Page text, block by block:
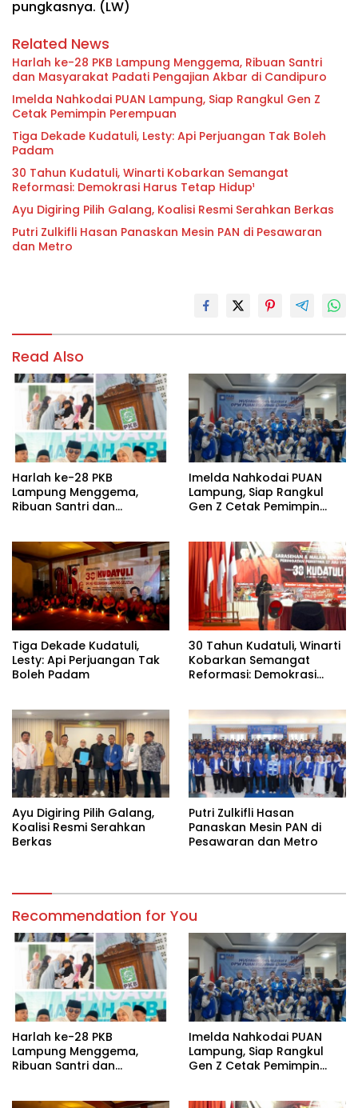
pungkasnya. (LW)
Related News
Harlah ke-28 PKB Lampung Menggema, Ribuan Santri
dan Masyarakat Padati Pengajian Akbar di Candipuro
Imelda Nahkodai PUAN Lampung, Siap Rangkul Gen Z
Cetak Pemimpin Perempuan
Tiga Dekade Kudatuli, Lesty: Api Perjuangan Tak Boleh
Padam
30 Tahun Kudatuli, Winarti Kobarkan Semangat
Reformasi: Demokrasi Harus Tetap Hidup¹
Ayu Digiring Pilih Galang, Koalisi Resmi Serahkan Berkas
Putri Zulkifli Hasan Panaskan Mesin PAN di Pesawaran
dan Metro
Read Also
Harlah ke-28 PKB
Lampung Menggema,
Ribuan Santri dan
Candipuro
Imelda Nahkodai PUAN
Lampung, Siap Rangkul
Gen Z Cetak Pemimpin
Tiga Dekade Kudatuli,
Lesty: Api Perjuangan Tak
Boleh Padam
30 Tahun Kudatuli, Winarti
Kobarkan Semangat
Reformasi: Demokrasi
Ayu Digiring Pilih Galang,
Koalisi Resmi Serahkan
Berkas
Putri Zulkifli Hasan
Panaskan Mesin PAN di
Pesawaran dan Metro
Recommendation for You
Harlah ke-28 PKB
Lampung Menggema,
Ribuan Santri dan
Imelda Nahkodai PUAN
Lampung, Siap Rangkul
Gen Z Cetak Pemimpin